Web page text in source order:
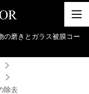
の磨きとガラス被膜コー
除去